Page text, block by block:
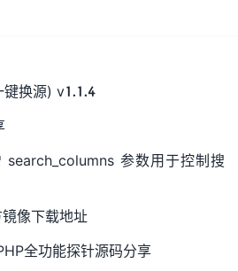
换源) v1.1.4
search_columns 参数用于控制搜
像下载地址
全功能探针源码分享